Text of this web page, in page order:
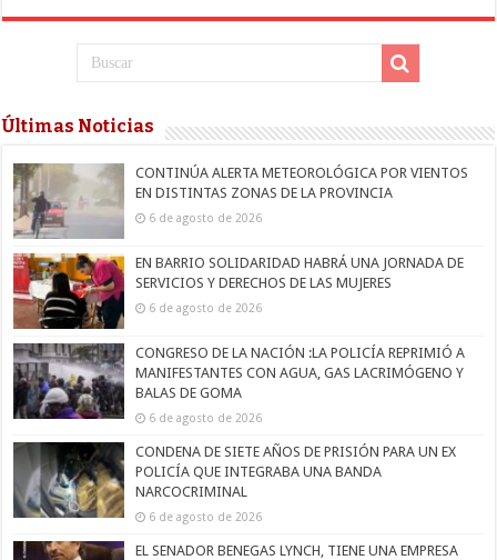
Últimas Noticias
CONTINÚA ALERTA METEOROLÓGICA POR VIENTOS
EN DISTINTAS ZONAS DE LA PROVINCIA
6 de agosto de 2026
EN BARRIO SOLIDARIDAD HABRÁ UNA JORNADA DE
SERVICIOS Y DERECHOS DE LAS MUJERES
6 de agosto de 2026
CONGRESO DE LA NACIÓN :LA POLICÍA REPRIMIÓ A
MANIFESTANTES CON AGUA, GAS LACRIMÓGENO Y
BALAS DE GOMA
6 de agosto de 2026
CONDENA DE SIETE AÑOS DE PRISIÓN PARA UN EX
POLICÍA QUE INTEGRABA UNA BANDA
NARCOCRIMINAL
6 de agosto de 2026
EL SENADOR BENEGAS LYNCH, TIENE UNA EMPRESA